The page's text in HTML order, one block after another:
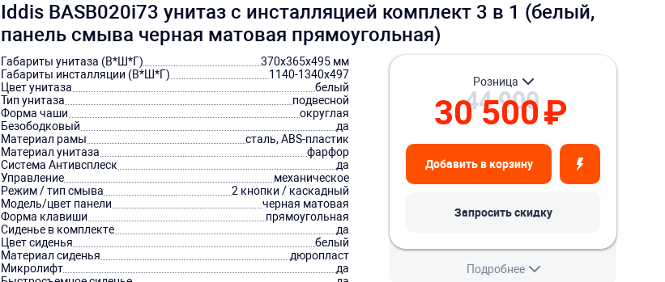
Iddis BASB020i73 унитаз c инсталляцией комплект 3 в 1 (белый,
панель смыва черная матовая прямоугольная)
Габариты унитаза (В*Ш*Г)
370х365х495 мм
Габариты инсталляции (В*Ш*Г)
1140-1340х497
Цвет унитаза
белый
Тип унитаза
подвесной
Форма чаши
округлая
Безободковый
да
Материал рамы
сталь, ABS-пластик
Материал унитаза
фарфор
Система Антивсплеск
да
Управление
механическое
Режим / тип смыва
2 кнопки / каскадный
Модель/цвет панели
черная матовая
Форма клавиши
прямоугольная
Сиденье в комплекте
да
Цвет сиденья
белый
Материал сиденья
дюропласт
Микролифт
да
розница
44 900
30 500₽
Добавить в корзину
Запросить скидку
Подробнее